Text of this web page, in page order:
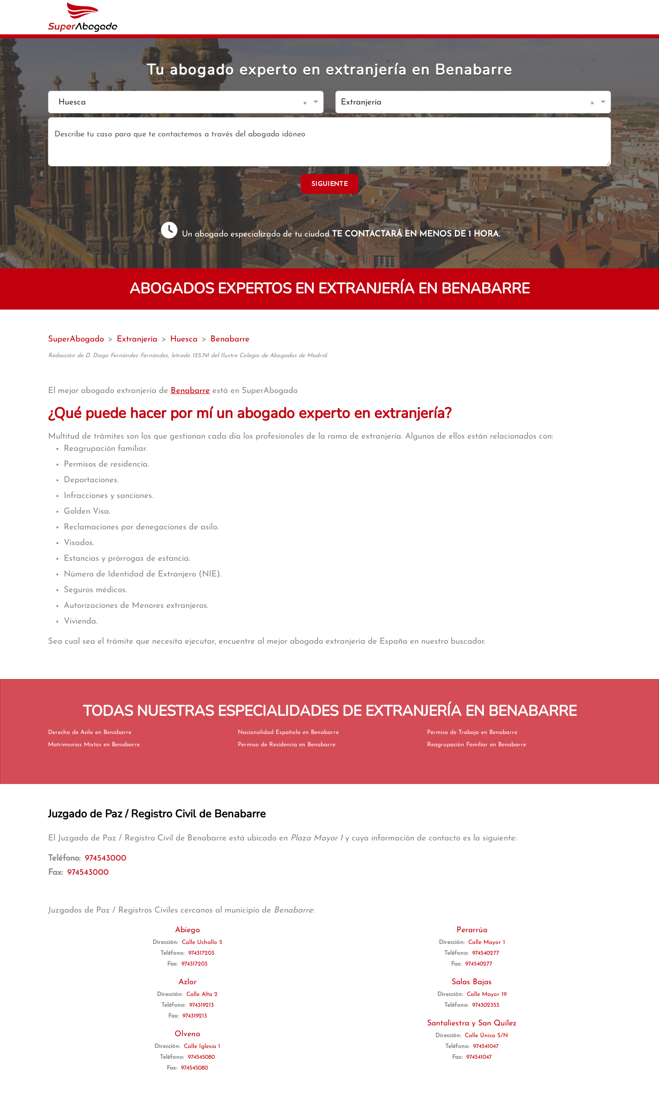
Tu abogado experto en extranjería en Benabarre
Huesca × Extranjería ×
SIGUIENTE
Un abogado especializado de tu ciudadTE CONTACTARÁ EN MENOS DE 1 HORA.
ABOGADOS EXPERTOS EN EXTRANJERÍA EN BENABARRE
SuperAbogado > Extranjería > Huesca > Benabarre
Redacción de D. Diego Fernández Fernández, letrado 125.741 del Ilustre Colegio de Abogados de Madrid.
El mejor abogado extranjería de Benabarre está en SuperAbogado
¿Qué puede hacer por mí un abogado experto en extranjería?
Multitud de trámites son los que gestionan cada día los profesionales de la rama de extranjería. Algunos de ellos están relacionados con:
Reagrupación familiar.
Permisos de residencia.
Deportaciones.
Infracciones y sanciones.
Golden Visa.
Reclamaciones por denegaciones de asilo.
Visados.
Estancias y prórrogas de estancia.
Número de Identidad de Extranjero (NIE).
Seguros médicos.
Autorizaciones de Menores extranjeros.
Vivienda.
Sea cual sea el trámite que necesita ejecutar, encuentre al mejor abogado extranjería de España en nuestro buscador.
TODAS NUESTRAS ESPECIALIDADES DE EXTRANJERÍA EN BENABARRE
Derecho de Asilo en Benabarre
Matrimonios Mixtos en Benabarre
Nacionalidad Española en Benabarre
Permiso de Residencia en Benabarre
Permiso de Trabajo en Benabarre
Reagrupación Familiar en Benabarre
Juzgado de Paz / Registro Civil de Benabarre
El Juzgado de Paz / Registro Civil de Benabarre está ubicado en Plaza Mayor 1y cuya información de contacto es la siguiente:
Teléfono: 974543000
Fax: 974543000
Juzgados de Paz / Registros Civiles cercanos al municipio de Benabarre:
Abiego
Dirección:
Calle Uchallo 5
Teléfono:
974317203
Fax:
974317203
Azlor
Dirección:
Calle Alta 2
Teléfono:
974319213
Fax:
974319213
Olvena
Dirección:
Calle Iglesia 1
Teléfono:
974545080
Fax:
974545080
Perarrúa
Dirección:
Calle Mayor 1
Teléfono:
974540277
Fax:
974540277
Salas Bajas
Dirección:
Calle Mayor 19
Teléfono:
974302353
Santaliestra y San Quílez
Dirección:
Calle Única S/N
Teléfono:
974541047
Fax:
974541047